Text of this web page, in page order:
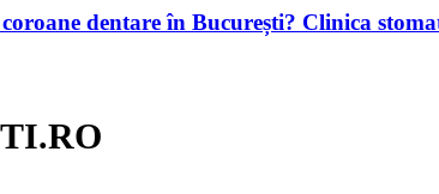
dentare în București? Clinica